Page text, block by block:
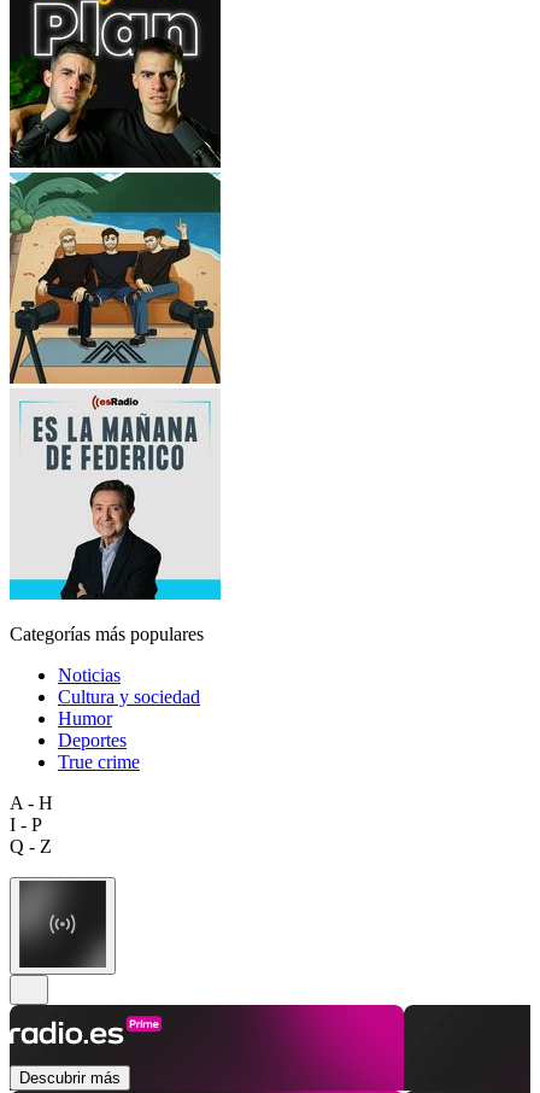
Categorías más populares
Noticias
Cultura y sociedad
Humor
Deportes
True crime
A - H
I - P
Q - Z
Descubrir más